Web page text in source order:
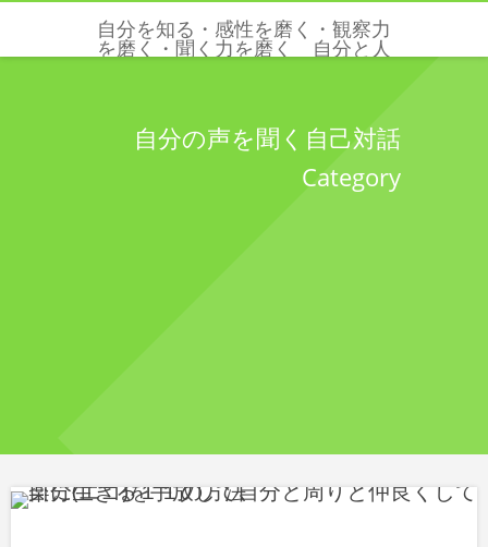
自分を知る・感性を磨く・観察力
を磨く・聞く力を磨く 自分と人
自分の声を聞く自己対話
Category